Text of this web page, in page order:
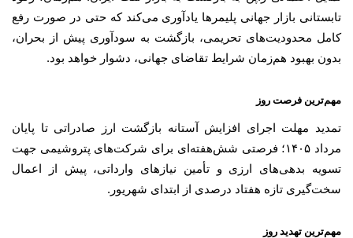
تابستانی بازار جهانی پلیمرها یادآوری می‌کند که حتی در صورت رفع
کامل محدودیت‌های تحریمی، بازگشت به سودآوری پیش از بحران،
بدون بهبود هم‌زمان شرایط تقاضای جهانی، دشوار خواهد بود.
مهم‌ترین فرصت روز
تمدید مهلت اجرای افزایش آستانه بازگشت ارز صادراتی تا پایان
مرداد ۱۴۰۵؛ فرصتی شش‌هفته‌ای برای شرکت‌های پتروشیمی جهت
تسویه بدهی‌های ارزی و تأمین نیازهای وارداتی، پیش از اعمال
سخت‌گیری تازه هفتاد درصدی از ابتدای شهریور.
مهم‌ترین تهدید روز